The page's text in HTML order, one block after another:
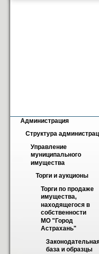
Администрация
Структура
Управление
муниципального
имущества
Торги и аукционы
Торги по продаже
имущества,
находящегося в
собственности
МО "Город
Астрахань"
база и образцы